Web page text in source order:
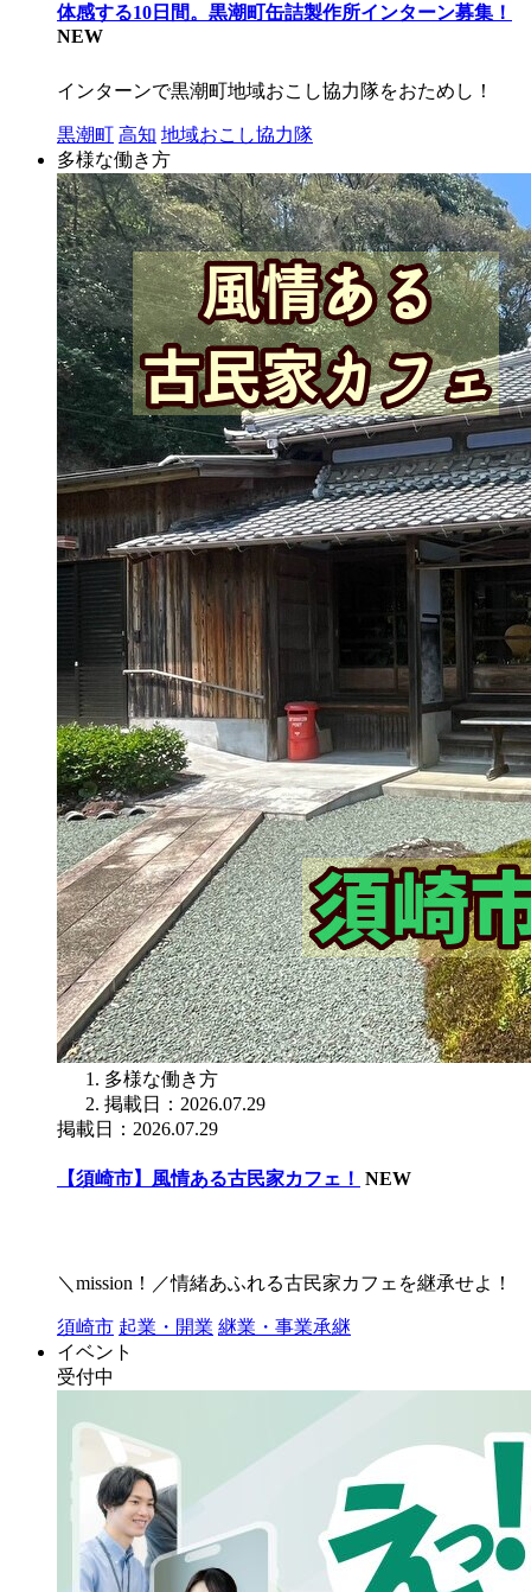
体感する10日間。黒潮町缶詰製作所インターン募集！
NEW
インターンで黒潮町地域おこし協力隊をおためし！
黒潮町 高知 地域おこし協力隊
多様な働き方
多様な働き方
掲載日：2026.07.29
掲載日：2026.07.29
【須崎市】風情ある古民家カフェ！ NEW
＼mission！／情緒あふれる古民家カフェを継承せよ！
須崎市 起業・開業 継業・事業承継
イベント
受付中